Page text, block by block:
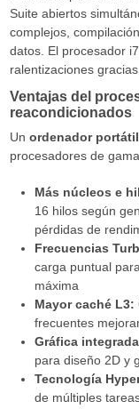
Suite abiertos
complejos,
datos. El procesador
ralentizaciones
Ventajas del
reacondicionados
Un ordenador
procesadores de
Más núcleos e
16 hilos según
pérdidas de
Frecuencias
carga puntual
máxima
Mayor caché L3:
frecuentes
Gráfica
para diseño 2D y
Tecnología
de múltiples